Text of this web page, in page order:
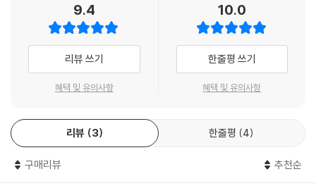
9.4
리뷰 쓰기
혜택 및 유의사항
10.0
한줄평 쓰기
혜택 및 유의사항
리뷰 3 한줄평 4
구매리뷰 추천순